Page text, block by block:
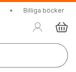
• Billiga böcker